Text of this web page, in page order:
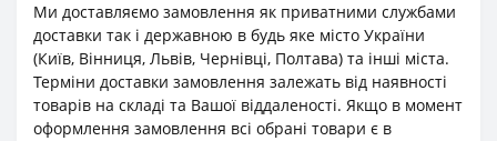
Ми доставляємо замовлення як приватними службами
доставки так і державною в будь яке місто України
(Київ, Вінниця, Львів, Чернівці, Полтава) та інші міста.
Терміни доставки замовлення залежать від наявності
товарів на складі та Вашої віддаленості. Якщо в момент
оформлення замовлення всі обрані товари є в